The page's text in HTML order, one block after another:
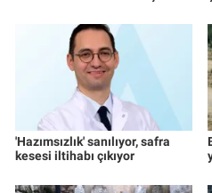
'Hazımsızlık' sanılıyor, safra
kesesi iltihabı çıkıyor